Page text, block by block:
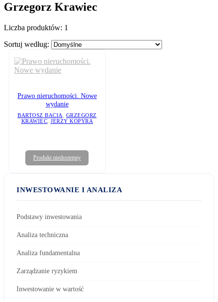
Grzegorz Krawiec
Liczba produktów: 1
Sortuj według:
Prawo nieruchomości. Nowe
wydanie
BARTOSZ BACIA
GRZEGORZ
KRAWIEC JERZY KOPYRA
Produkt niedostępny
INWESTOWANIE I ANALIZA
Podstawy inwestowania
Analiza techniczna
Analiza fundamentalna
Zarządzanie ryzykiem
Inwestowanie w wartość